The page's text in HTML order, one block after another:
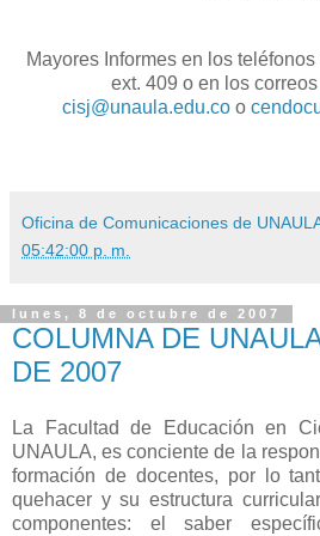
Mayores Informes en los
ext. 409 o en los
cisj@unaula.edu.coo
Oficina de Comunicaciones de
05:42:00 p. m.
lunes, 8 de octubre de 2007
COLUMNA DE
DE 2007
La Facultad de Educación en
UNAULA, es conciente de la
formación de docentes, por lo
quehacer y su estructura
componentes: el saber